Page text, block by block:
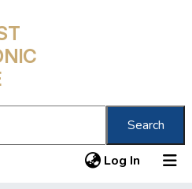
Search
Log In (current)